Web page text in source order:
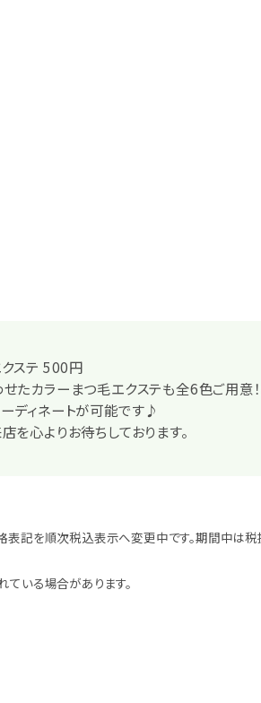
ステ 500円
たカラーまつ毛エクステも全6色ご用意
ディネートが可能です♪
を心よりお待ちしております。
記を順次税込表示へ変更中です。期間中は
いる場合があります。